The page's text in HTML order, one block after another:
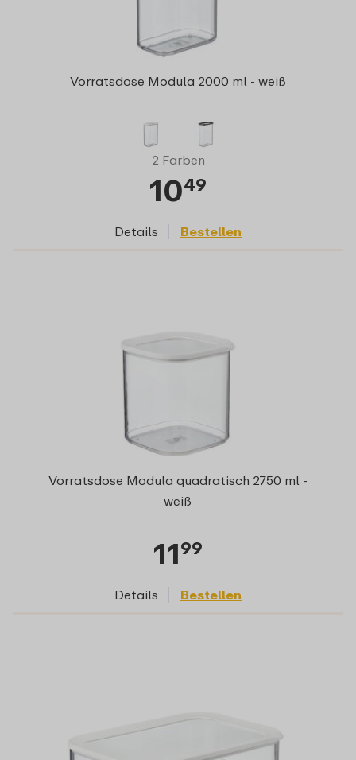
Vorratsdose Modula 2000 ml - weiß
2 Farben
1049
Details Bestellen
Vorratsdose Modula quadratisch 2750 ml -
weiß
1199
Details Bestellen